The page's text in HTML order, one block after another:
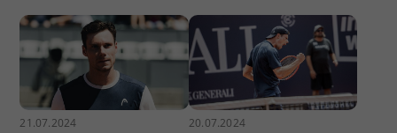
21.07.2024 20.07.2024